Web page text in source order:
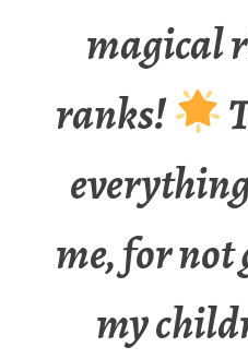
magical
ranks!
me, for
my